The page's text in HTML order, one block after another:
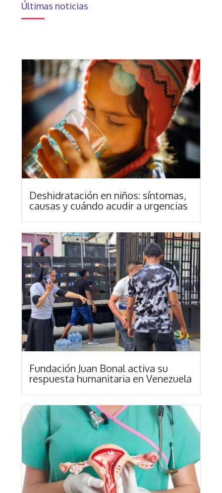
Últimas noticias
Deshidratación en niños: síntomas,
causas y cuándo acudir a urgencias
Fundación Juan Bonal activa su
respuesta humanitaria en Venezuela